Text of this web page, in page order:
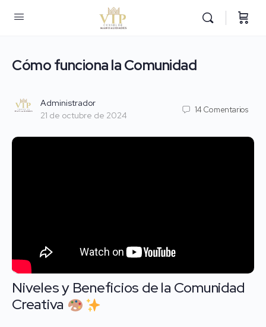
Cómo funciona la Comunidad
Administrador
21 de octubre de 2024
14 Comentarios
Niveles y Beneficios de la Comunidad
Creativa